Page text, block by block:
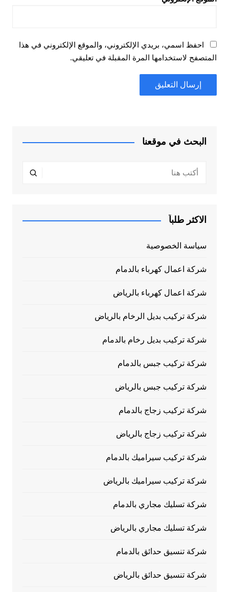
احفظ اسمي، بريدي الإلكتروني، والموقع الإلكتروني في هذا
المتصفح لاستخدامها المرة المقبلة في تعليقي.
البحث في موقعنا
الاكثر طلباً
سياسة الخصوصية
شركة اعمال كهرباء بالدمام
شركة اعمال كهرباء بالرياض
شركة تركيب بديل الرخام بالرياض
شركة تركيب بديل رخام بالدمام
شركة تركيب جبس بالدمام
شركة تركيب جبس بالرياض
شركة تركيب زجاج بالدمام
شركة تركيب زجاج بالرياض
شركة تركيب سيراميك بالدمام
شركة تركيب سيراميك بالرياض
شركة تسليك مجاري بالدمام
شركة تسليك مجاري بالرياض
شركة تنسيق حدائق بالدمام
شركة تنسيق حدائق بالرياض